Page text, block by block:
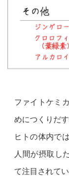
ファイトケミ
めにつくりだ
ヒトの体内で
人間が摂取し
て注目されてい